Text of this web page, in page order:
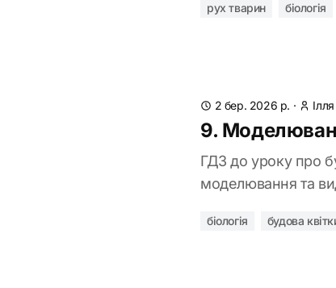
рух тварин біологія
2 бер. 2026 р. ·
9.
ГДЗ до уроку про
моделювання та
біологія будова